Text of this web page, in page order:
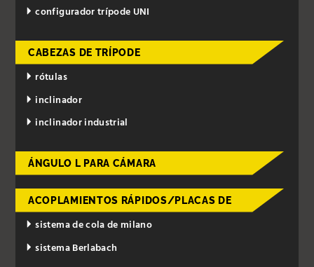
configurador trípode UNI
CABEZAS DE TRÍPODE
rótulas
inclinador
inclinador industrial
ÁNGULO L PARA CÁMARA
ACOPLAMIENTOS RÁPIDOS/PLACAS DE
sistema de cola de milano
sistema Berlabach